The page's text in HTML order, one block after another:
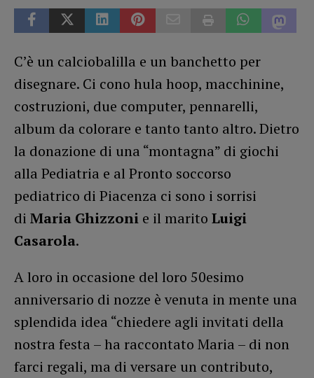
C’è un calciobalilla e un banchetto per
disegnare. Ci cono hula hoop, macchinine,
costruzioni, due computer, pennarelli,
album da colorare e tanto tanto altro. Dietro
la donazione di una “montagna” di giochi
alla Pediatria e al Pronto soccorso
pediatrico di Piacenza ci sono i sorrisi
di Maria Ghizzoni e il marito Luigi
Casarola.
A loro in occasione del loro 50esimo
anniversario di nozze è venuta in mente una
splendida idea “chiedere agli invitati della
nostra festa – ha raccontato Maria – di non
farci regali, ma di versare un contributo,